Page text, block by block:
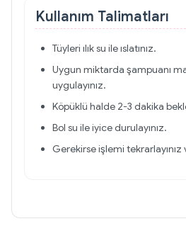
Kullanım Talimatları
Tüyleri ılık su ile ıslatınız.
Uygun miktarda şampuanı
uygulayınız.
Köpüklü halde 2-3 dakika
Bol su ile iyice durulayınız.
Gerekirse işlemi tekrarlayınız